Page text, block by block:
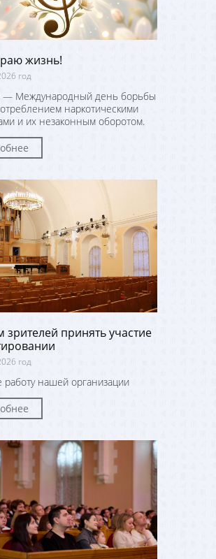
жизнь!
год
— Международный день борьбы
наркотическими
и их незаконным оборотом.
зрителей принять участие
год
нашей организации